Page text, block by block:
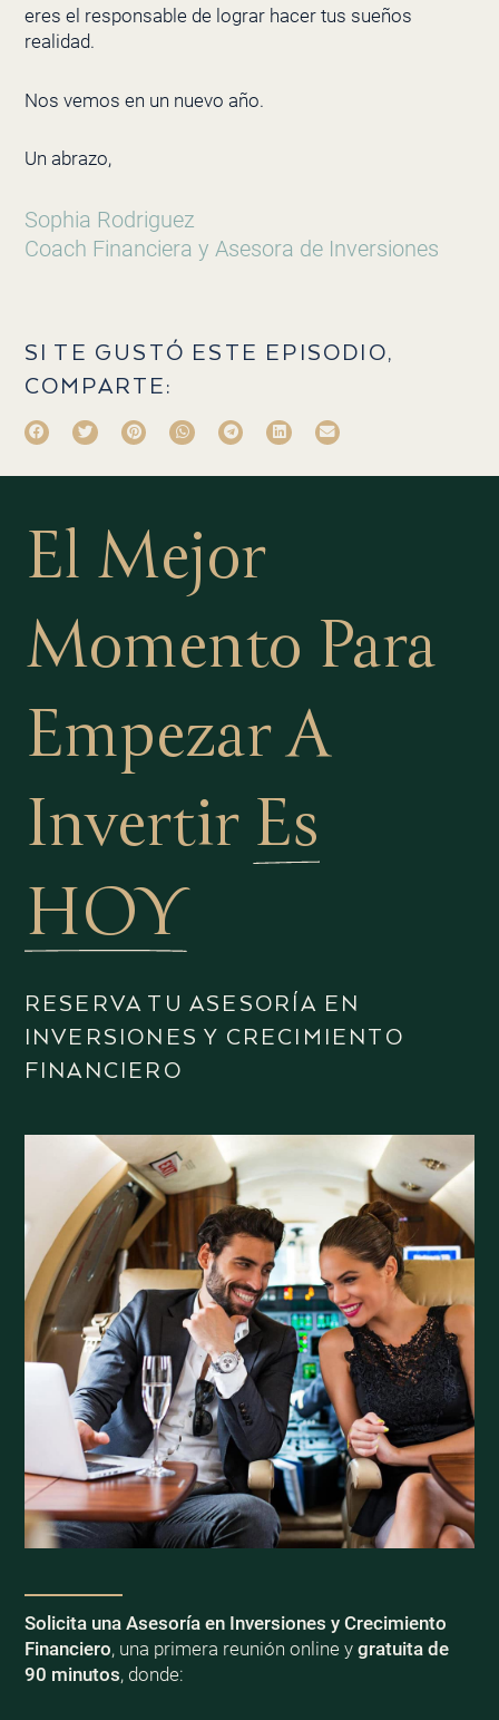
eres el responsable de lograr hacer tus sueños
realidad.
Nos vemos en un nuevo año.
Un abrazo,
Sophia Rodriguez
Coach Financiera y Asesora de Inversiones
SI TE GUSTÓ ESTE EPISODIO,
COMPARTE:
El Mejor
Momento Para
Empezar A
Invertir Es
HOY
RESERVA TU ASESORÍA EN
INVERSIONES Y CRECIMIENTO
FINANCIERO
Solicita una Asesoría en Inversiones y Crecimiento
Financiero, una primera reunión online y gratuita de
90 minutos, donde: